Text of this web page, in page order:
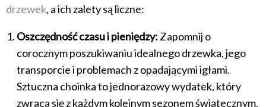
drzewek, a ich zalety są liczne:
Oszczędność czasu i pieniędzy: Zapomnij o
corocznym poszukiwaniu idealnego drzewka, jego
transporcie i problemach z opadającymi igłami.
Sztuczna choinka to jednorazowy wydatek, który
zwraca się z każdym kolejnym sezonem świątecznym.